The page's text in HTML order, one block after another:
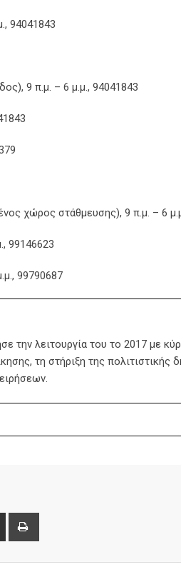
94041843
9 π.μ. – 6 μ.μ., 94041843
χώρος στάθμευσης), 9 π.μ. – 6
99146623
99790687
την λειτουργία του το 2017 με
τη στήριξη της πολιτιστικής
Share